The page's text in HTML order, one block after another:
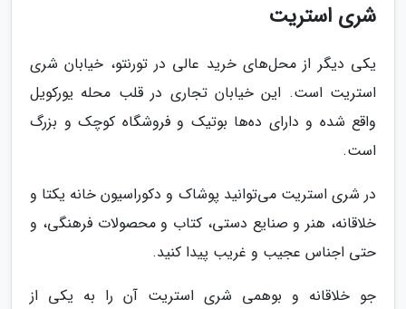
شری استریت
یکی دیگر از محل‌های خرید عالی در تورنتو، خیابان شری
استریت است. این خیابان تجاری در قلب محله یورکویل
واقع شده و دارای ده‌ها بوتیک و فروشگاه کوچک و بزرگ
است.
در شری استریت می‌توانید پوشاک و دکوراسیون خانه یکتا و
خلاقانه، هنر و صنایع دستی، کتاب و محصولات فرهنگی، و
حتی اجناس عجیب و غریب پیدا کنید.
جو خلاقانه و بوهمی شری استریت آن را به یکی از